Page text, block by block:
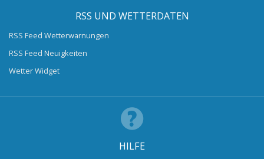
RSS UND WETTERDATEN
RSS Feed Wetterwarnungen
RSS Feed Neuigkeiten
Wetter Widget
HILFE